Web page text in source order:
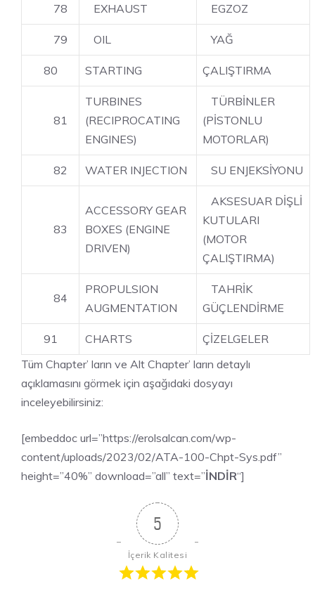
78 EXHAUST EGZOZ
79 OIL YAĞ
80 STARTING ÇALIŞTIRMA
81
TURBINES
(RECIPROCATING
ENGINES)
TÜRBİNLER
(PİSTONLU
MOTORLAR)
82 WATER INJECTION SU ENJEKSİYONU
83
ACCESSORY GEAR
BOXES (ENGINE
DRIVEN)
AKSESUAR DİŞLİ
KUTULARI
(MOTOR
ÇALIŞTIRMA)
84
PROPULSION
AUGMENTATION
TAHRİK
GÜÇLENDİRME
91 CHARTS
ÇİZELGELER
Tüm Chapter’ ların ve Alt Chapter’ ların detaylı
açıklamasını görmek için aşağıdaki dosyayı
inceleyebilirsiniz:
[embeddoc url=”https://erolsalcan.com/wp-
content/uploads/2023/02/ATA-100-Chpt-Sys.pdf”
height=”40%” download=”all” text=”İNDİR“]
5
İçerik Kalitesi